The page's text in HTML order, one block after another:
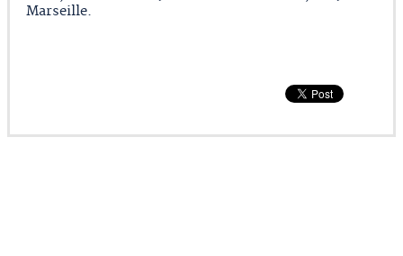
Marseille.